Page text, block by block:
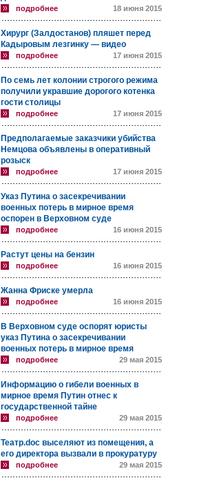
подробнее 18 июня 2015
Хирург (Залдостанов) пляшет перед
Кадыровым лезгинку — видео
подробнее 17 июня 2015
По семь лет колонии строгого режима
получили укравшие дорогого котенка
гости столицы
подробнее 17 июня 2015
Предполагаемые заказчики убийства
Немцова объявлены в оперативный
розыск
подробнее 17 июня 2015
Указ Путина о засекречивании
военных потерь в мирное время
оспорен в Верховном суде
подробнее 16 июня 2015
Растут цены на бензин
подробнее 16 июня 2015
Жанна Фриске умерла
подробнее 16 июня 2015
В Верховном суде оспорят юристы
указ Путина о засекречивании
военных потерь в мирное время
подробнее 29 мая 2015
Информацию о гибели военных в
мирное время Путин отнес к
государственной тайне
подробнее 29 мая 2015
Театр.doc выселяют из помещения, а
его директора вызвали в прокуратуру
подробнее 29 мая 2015